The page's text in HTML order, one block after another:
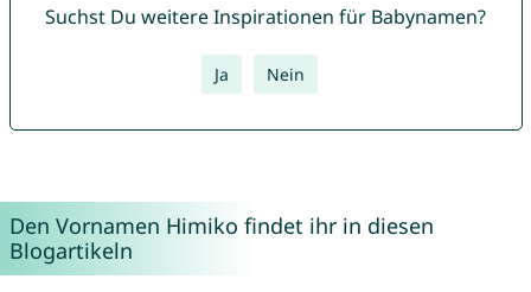
Suchst Du weitere Inspirationen für Babynamen?
Ja Nein
Den Vornamen Himiko findet ihr in diesen
Blogartikeln